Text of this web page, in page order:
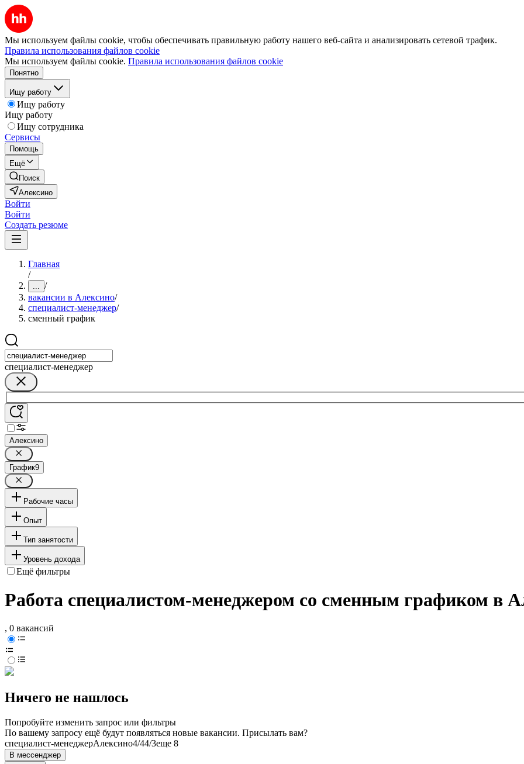
Мы используем файлы cookie, чтобы обеспечивать правильную работу нашего веб-сайта и анализировать сетевой трафик.
Правила использования файлов cookie
Мы используем файлы cookie. Правила использования файлов cookie
Понятно
Ищу работу
Ищу работу
Ищу работу
Ищу сотрудника
Сервисы
Помощь
Ещё
Поиск
Алексино
Войти
Войти
Создать резюме
Главная
/
... /
вакансии в Алексино/
специалист-менеджер/
сменный график
специалист-менеджер
Алексино
График9
Рабочие часы
Опыт
Тип занятости
Уровень дохода
Ещё фильтры
Работа специалистом-менеджером со сменным графиком в
, 0 вакансий
Ничего не нашлось
Попробуйте изменить запрос или фильтры
По вашему запросу ещё будут появляться новые вакансии. Присылать вам?
специалист-менеджерАлексино4/44/3еще 8
В мессенджер